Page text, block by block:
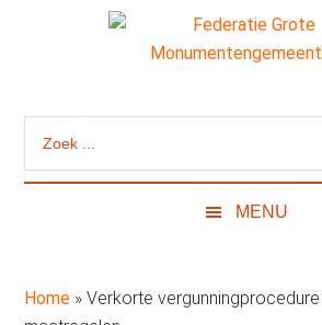
Grote
de
Federatie
Monumentengemeenten
MENU
Home »Verkorte